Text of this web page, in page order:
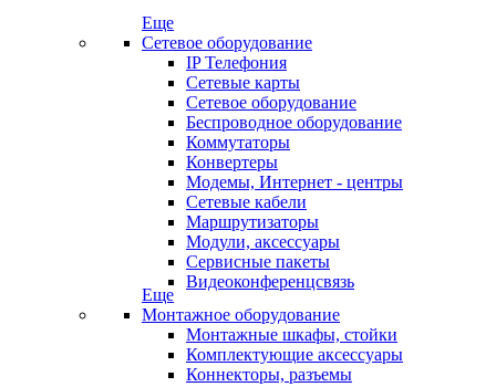
Еще
Сетевое оборудование
IP Телефония
Сетевые карты
Сетевое оборудование
Беспроводное оборудование
Коммутаторы
Конвертеры
Модемы, Интернет - центры
Сетевые кабели
Маршрутизаторы
Модули, аксессуары
Сервисные пакеты
Видеоконференцсвязь
Еще
Монтажное оборудование
Монтажные шкафы, стойки
Комплектующие аксессуары
Коннекторы, разъемы